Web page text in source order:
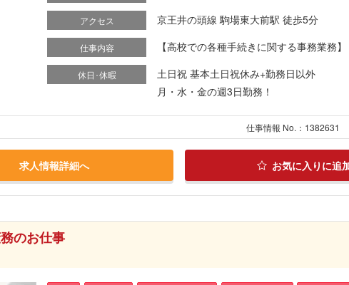
アクセス 京王井の頭線 駒場東大前駅 徒歩5分
仕事内容 【高校での各種手続きに関する事務業務
休日･休暇
土日祝 基本土日祝休み+勤務日以外
月・水・金の週3日勤務！
仕事情報 No.：1382631
求人情報詳細へ お気に入りに追
のお仕事